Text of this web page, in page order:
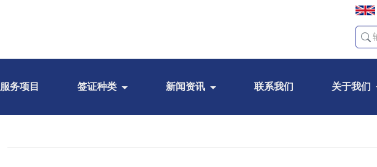
服务项目 签证种类 新闻资讯 联系我们 关于我们